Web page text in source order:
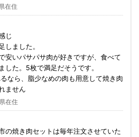
在住
じ
しました。
安いパサパサ肉が好きですが、食べて
した。5枚で満足だそうです。
なら、脂少なめの肉も用意して焼き肉
ません
在住
の焼き肉セットは毎年注文させていた